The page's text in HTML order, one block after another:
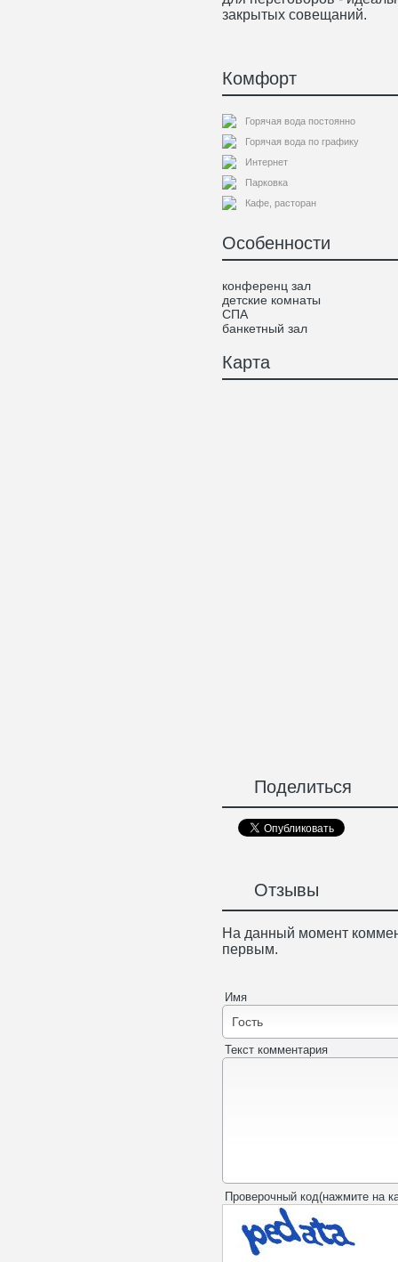
закрытых совещаний.
Комфорт
Горячая вода постоянно
Горячая вода по графику
Интернет
Парковка
Кафе, расторан
Особенности
конференц зал
детские комнаты
СПА
банкетный зал
Карта
Поделиться
Отзывы
На данный момент
первым.
Имя
Текст комментария
Проверочный код(нажмите на